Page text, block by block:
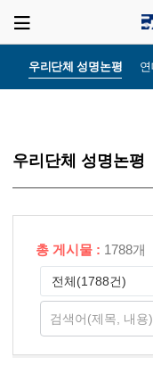
우리단체 성명논평
우리단체 성명논평
총 게시물 : 1788개
전체(1788건)